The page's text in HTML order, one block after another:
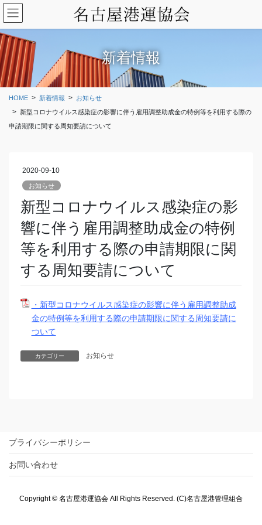
コ
ン
テ
ン
ツ
に
移
ナ
ビ
ゲ
ー
シ
ョ
ン
新着情報
HOME 新着情報
お知らせ
新型コロナウイルス感染症の影響に伴う雇用調整助成金の特例等を利用する際の
申請期限に関する周知要請について
2020-09-10
お知らせ
新型コロナウイルス感染症の影
響に伴う雇用調整助成金の特例
等を利用する際の申請期限に関
する周知要請について
・新型コロナウイルス感染症の影響に伴う雇用調整助成
金の特例等を利用する際の申請期限に関する周知要請に
ついて
カテゴリー お知らせ
プライバシーポリシー
お問い合わせ
Copyright © 名古屋港運協会 All Rights Reserved. (C)名古屋港管理組合